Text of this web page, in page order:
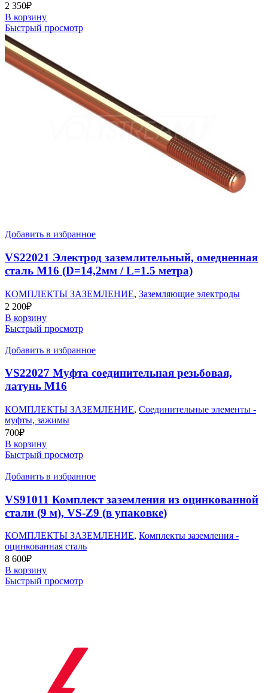
2 350₽
В корзину
Быстрый просмотр
Добавить в избранное
VS22021 Электрод заземлительный, омедненная
сталь М16 (D=14,2мм / L=1.5 метра)
КОМПЛЕКТЫ ЗАЗЕМЛЕНИЕ, Заземляющие электроды
2 200₽
В корзину
Быстрый просмотр
Добавить в избранное
VS22027 Муфта соединительная резьбовая,
латунь М16
КОМПЛЕКТЫ ЗАЗЕМЛЕНИЕ, Соединительные элементы -
муфты, зажимы
700₽
В корзину
Быстрый просмотр
Добавить в избранное
VS91011 Комплект заземления из оцинкованной
стали (9 м), VS-Z9 (в упаковке)
КОМПЛЕКТЫ ЗАЗЕМЛЕНИЕ, Комплекты заземления -
оцинкованная сталь
8 600₽
В корзину
Быстрый просмотр